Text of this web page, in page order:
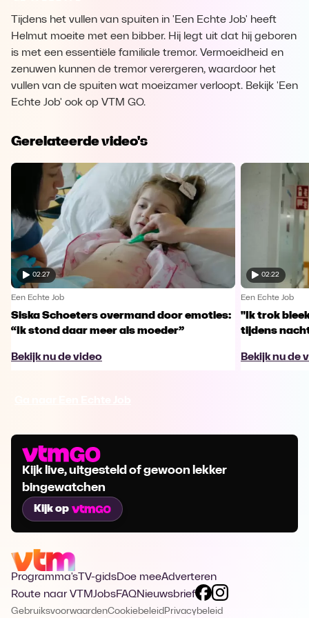
Tijdens het vullen van spuiten in 'Een Echte Job' heeft
Helmut moeite met een bibber. Hij legt uit dat hij geboren
is met een essentiële familiale tremor. Vermoeidheid en
zenuwen kunnen de tremor verergeren, waardoor het
vullen van de spuiten wat moeizamer verloopt. Bekijk 'Een
Echte Job' ook op VTM GO.
Gerelateerde video's
02:27
Een Echte Job
Siska Schoeters overmand door emoties:
“Ik stond daar meer als moeder”
Bekijk nu de video
02:22
Een Echte Job
"Ik trok
tijdens
Bekijk nu de
Kijk live, uitgesteld of gewoon lekker
bingewatchen
Kijk op
Programma's TV-gidsDoe meeAdverteren
Route naar VTMJobsFAQNieuwsbrief
GebruiksvoorwaardenCookiebeleid Privacybeleid